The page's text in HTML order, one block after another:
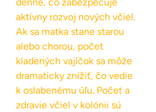
aktívny rozvoj nových včiel.
Ak sa matka stane starou
alebo chorou, počet
kladených vajíčok sa môže
dramaticky znížiť, čo vedie
k oslabenému úľu. Počet a
zdravie včiel v kolónii sú